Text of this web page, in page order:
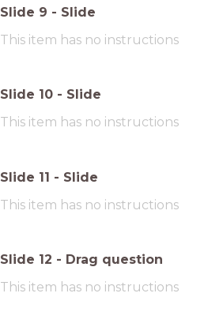
Slide 9 - Slide
This item has no instructions
Slide 10 - Slide
This item has no instructions
Slide 11 - Slide
This item has no instructions
Slide 12 - Drag question
This item has no instructions